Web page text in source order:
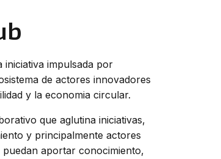
impulsada por
de actores innovadores
y la economia circular.
que aglutina iniciativas,
y principalmente actores
aportar conocimiento,